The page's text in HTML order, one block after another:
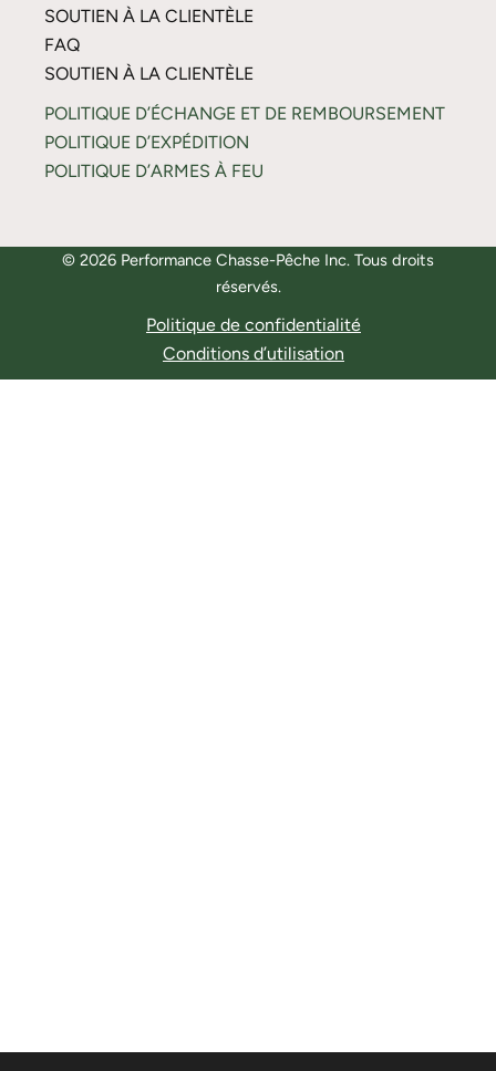
SOUTIEN À LA CLIENTÈLE
FAQ
SOUTIEN À LA CLIENTÈLE
POLITIQUE D’ÉCHANGE ET DE REMBOURSEMENT
POLITIQUE D’EXPÉDITION
POLITIQUE D’ARMES À FEU
© 2026 Performance Chasse-Pêche Inc. Tous droits
réservés.
Politique de confidentialité
Conditions d’utilisation